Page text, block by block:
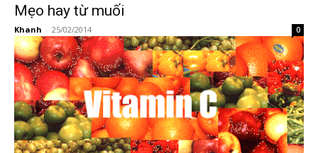
Mẹo hay từ muối
Khanh - 25/02/2014 0